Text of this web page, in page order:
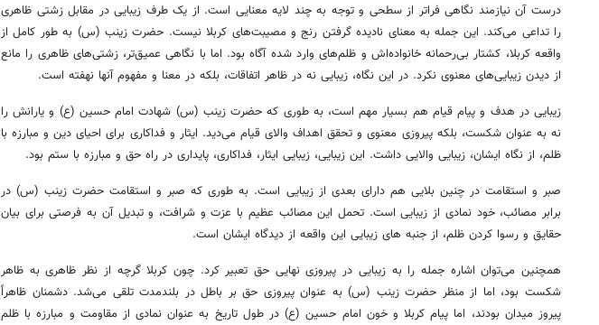
درست آن نیازمند نگاهی فراتر از سطحی و توجه به چند لایه معنایی است. از یک طرف زیبایی در مقابل زشتی ظاهری
را تداعی می‌کند. این جمله به معنای نادیده گرفتن رنج و مصیبت‌های کربلا نیست. حضرت زینب (س) به طور کامل از
واقعه کربلا، کشتار بی‌رحمانه خانواده‌اش و ظلم‌های وارد شده آگاه بود. اما با نگاهی عمیق‌تر، زشتی‌های ظاهری را مانع
از دیدن زیبایی‌های معنوی نکرد. در این نگاه، زیبایی نه در ظاهر اتفاقات، بلکه در معنا و مفهوم آنها نهفته است.
زیبایی در هدف و پیام قیام هم بسیار مهم است، به طوری که حضرت زینب (س) شهادت امام حسین (ع) و یارانش را
نه به عنوان شکست، بلکه پیروزی معنوی و تحقق اهداف والای قیام می‌دید. ایثار و فداکاری برای احیای دین و مبارزه با
ظلم، از نگاه ایشان، زیبایی والایی داشت. این زیبایی، زیبایی ایثار، فداکاری، پایداری در راه حق و مبارزه با ستم بود.
صبر و استقامت در چنین بلایی هم دارای بعدی از زیبایی است. به طوری که صبر و استقامت حضرت زینب (س) در
برابر مصائب، خود نمادی از زیبایی است. تحمل این مصائب عظیم با عزت و شرافت، و تبدیل آن به فرصتی برای بیان
حقایق و رسوا کردن ظلم، از جنبه های زیبایی این واقعه از دیدگاه ایشان است.
همچنین می‌توان اشاره جمله را به زیبایی در پیروزی نهایی حق تعبیر کرد. چون کربلا گرچه از نظر ظاهری به ظاهر
شکست بود، اما از منظر حضرت زینب (س) به عنوان پیروزی حق بر باطل در بلندمدت تلقی می‌شد. دشمنان ظاهراً
پیروز میدان بودند، اما پیام کربلا و خون امام حسین (ع) در طول تاریخ به عنوان نمادی از مقاومت و مبارزه با ظلم